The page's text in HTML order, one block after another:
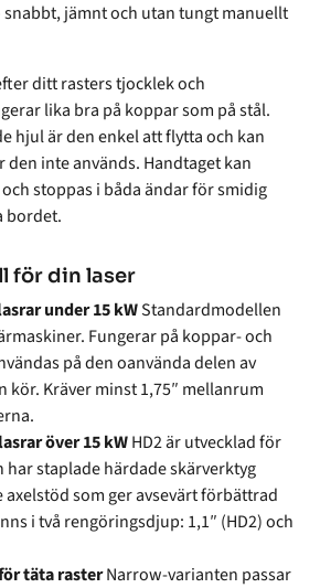
jämnt och utan tungt manuellt
ditt rasters tjocklek och
lika bra på koppar som på stål.
hjul är den enkel att flytta och kan
den inte används. Handtaget kan
stoppas i båda ändar för smidig
bordet.
för din laser
under 15 kWStandardmodellen
Fungerar på koppar- och
på den oanvända delen av
kör. Kräver minst 1,75″ mellanrum
över 15 kWHD2 är utvecklad för
har staplade härdade skärverktyg
som ger avsevärt förbättrad
i två rengöringsdjup: 1,1″ (HD2) och
täta rasterNarrow-varianten passar